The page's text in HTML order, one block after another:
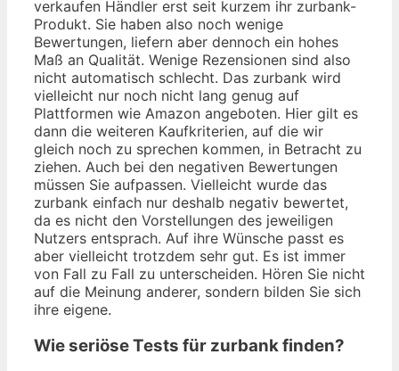
verkaufen Händler erst seit kurzem ihr zurbank-
Produkt. Sie haben also noch wenige
Bewertungen, liefern aber dennoch ein hohes
Maß an Qualität. Wenige Rezensionen sind also
nicht automatisch schlecht. Das zurbank wird
vielleicht nur noch nicht lang genug auf
Plattformen wie Amazon angeboten. Hier gilt es
dann die weiteren Kaufkriterien, auf die wir
gleich noch zu sprechen kommen, in Betracht zu
ziehen. Auch bei den negativen Bewertungen
müssen Sie aufpassen. Vielleicht wurde das
zurbank einfach nur deshalb negativ bewertet,
da es nicht den Vorstellungen des jeweiligen
Nutzers entsprach. Auf ihre Wünsche passt es
aber vielleicht trotzdem sehr gut. Es ist immer
von Fall zu Fall zu unterscheiden. Hören Sie nicht
auf die Meinung anderer, sondern bilden Sie sich
ihre eigene.
Wie seriöse Tests für zurbank finden?